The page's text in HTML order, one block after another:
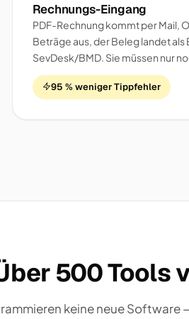
Rechnungs-Eingang
PDF-Rechnung kommt per Mail,
Beträge aus, der Beleg landet als
SevDesk/BMD. Sie müssen nur
95 % weniger Tippfehler
500 Tools
keine neue Software